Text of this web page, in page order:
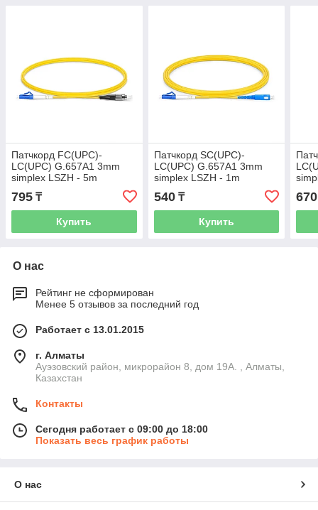
Патчкорд FC(UPC)-
LC(UPC) G.657A1 3mm
simplex LSZH - 5m
795 ₸
Купить
Патчкорд SC(UPC)-
LC(UPC) G.657A1 3mm
simplex LSZH - 1m
540₸
Купить
670
О нас
Рейтинг не сформирован
Менее 5 отзывов за последний год
Работает с 13.01.2015
г. Алматы
Ауэзовский район, микрорайон 8, дом 19А. , Алматы,
Казахстан
Контакты
Сегодня работает с 09:00 до 18:00
Показать весь график работы
О нас